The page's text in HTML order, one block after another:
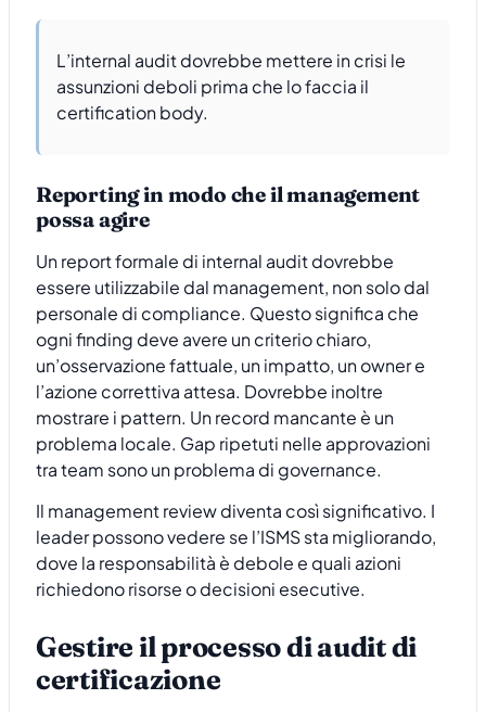
L’internal audit dovrebbe mettere in crisi le
assunzioni deboli prima che lo faccia il
certification body.
Reporting in modo che il management
possa agire
Un report formale di internal audit dovrebbe
essere utilizzabile dal management, non solo dal
personale di compliance. Questo significa che
ogni finding deve avere un criterio chiaro,
un’osservazione fattuale, un impatto, un owner e
l’azione correttiva attesa. Dovrebbe inoltre
mostrare i pattern. Un record mancante è un
problema locale. Gap ripetuti nelle approvazioni
tra team sono un problema di governance.
Il management review diventa così significativo. I
leader possono vedere se l’ISMS sta migliorando,
dove la responsabilità è debole e quali azioni
richiedono risorse o decisioni esecutive.
Gestire il processo di audit di
certificazione